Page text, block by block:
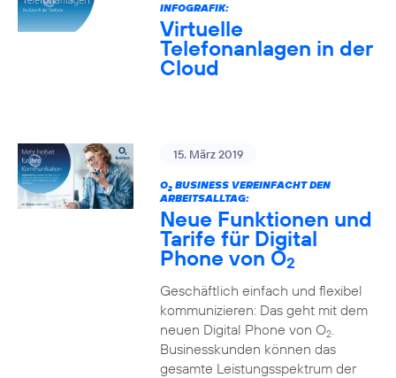
INFOGRAFIK:
Virtuelle
Telefonanlagen in der
Cloud
15. März 2019
O2BUSINESS VEREINFACHT DEN
ARBEITSALLTAG:
Neue Funktionen und
Tarife für Digital
Phone von O2
Geschäftlich einfach und flexibel
kommunizieren: Das geht mit dem
neuen Digital Phone von O2.
Businesskunden können das
gesamte Leistungsspektrum der